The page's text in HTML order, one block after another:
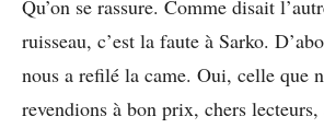
Qu’on se rassure. Comme disait
ruisseau, c’est la faute à Sarko.
nous a refilé la came. Oui, celle que
revendions à bon prix, chers